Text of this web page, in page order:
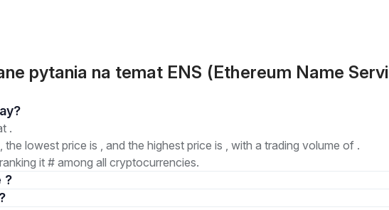
pytania na temat ENS (Ethereum Name
is today?
.
lowest price is , and the highest price is , with a trading volume of .
it # among all cryptocurrencies.
?